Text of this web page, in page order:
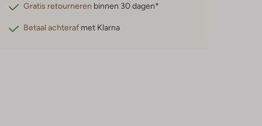
Gratis retourneren binnen 30 dagen*
Betaal achteraf met Klarna